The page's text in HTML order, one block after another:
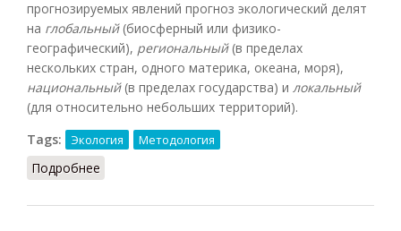
прогнозируемых явлений прогноз экологический делят
на глобальный(биосферный или физико-
географический), региональный(в пределах
нескольких стран, одного материка, океана, моря),
национальный(в пределах государства) и локальный
(для относительно небольших территорий).
Tags:
Экология Методология
Подробнее